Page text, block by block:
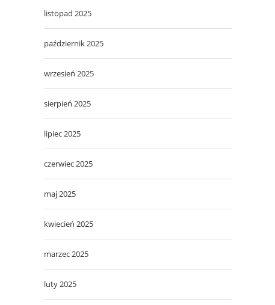
listopad 2025
październik 2025
wrzesień 2025
sierpień 2025
lipiec 2025
czerwiec 2025
maj 2025
kwiecień 2025
marzec 2025
luty 2025